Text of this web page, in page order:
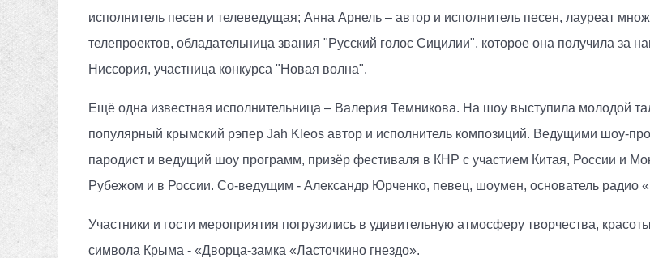
исполнитель песен и телеведущая; Анна Арнель – автор и исполнитель песен, лауреат
телепроектов, обладательница звания "Русский голос Сицилии", которое она получила за
Ниссория, участница конкурса "Новая волна".
Ещё одна известная исполнительница – Валерия Темникова. На шоу выступила молодой
популярный крымский рэпер Jah Kleos автор и исполнитель композиций. Ведущими шоу-
пародист и ведущий шоу программ, призёр фестиваля в КНР с участием Китая, России и
Рубежом и в России. Со-ведущим - Александр Юрченко, певец, шоумен, основатель радио
Участники и гости мероприятия погрузились в удивительную атмосферу творчества,
символа Крыма - «Дворца-замка «Ласточкино гнездо».